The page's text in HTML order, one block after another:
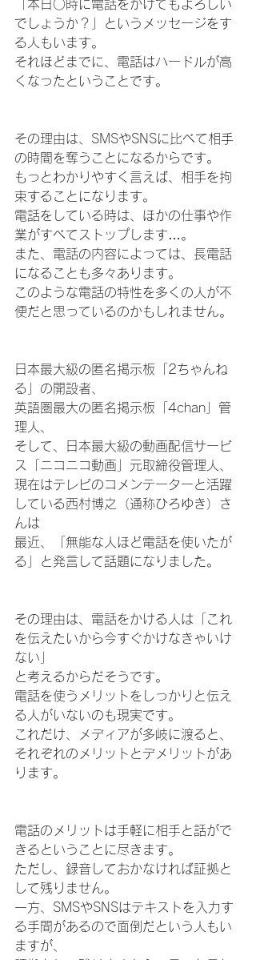
「本日○時に電話をかけてもよろしい
でしょうか？」というメッセージをす
る人もいます。
それほどまでに、電話はハードルが高
くなったということです。
その理由は、SMSやSNSに比べて相手
の時間を奪うことになるからです。
もっとわかりやすく言えば、相手を拘
束することになります。
電話をしている時は、ほかの仕事や作
業がすべてストップします…。
また、電話の内容によっては、長電話
になることも多々あります。
このような電話の特性を多くの人が不
便だと思っているのかもしれません。
日本最大級の匿名掲示板「2ちゃんね
る」の開設者、
英語圏最大の匿名掲示板「4chan」管
理人、
そして、日本最大級の動画配信サービ
ス「ニコニコ動画」元取締役管理人、
現在はテレビのコメンテーターと活躍
している西村博之（通称ひろゆき）さ
んは
最近、「無能な人ほど電話を使いたが
る」と発言して話題になりました。
その理由は、電話をかける人は「これ
を伝えたいから今すぐかけなきゃいけ
ない」
と考えるからだそうです。
電話を使うメリットをしっかりと伝え
る人がいないのも現実です。
これだけ、メディアが多岐に渡ると、
それぞれのメリットとデメリットがあ
ります。
電話のメリットは手軽に相手と話がで
きるということに尽きます。
ただし、録音しておかなければ証拠と
して残りません。
一方、SMSやSNSはテキストを入力す
る手間があるので面倒だという人もい
ますが、